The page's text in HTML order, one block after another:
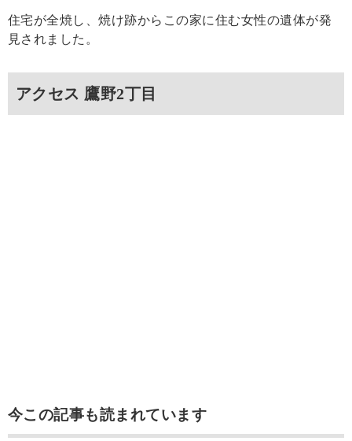
住宅が全焼し、焼け跡からこの家に住む女性の遺体が発
見されました。
アクセス 鷹野2丁目
今この記事も読まれています